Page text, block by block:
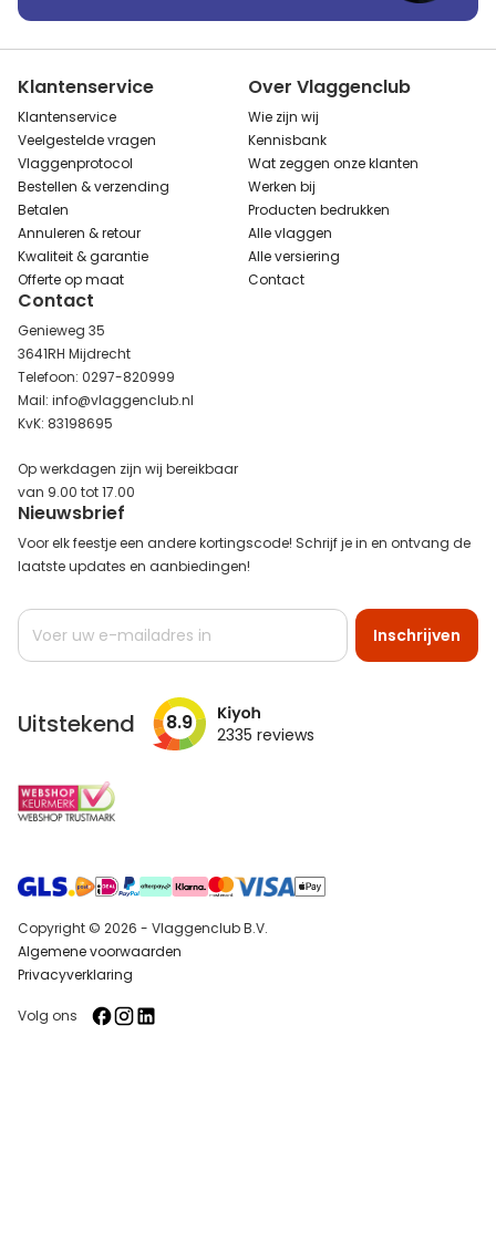
Klantenservice
Klantenservice
Veelgestelde vragen
Vlaggenprotocol
Bestellen & verzending
Betalen
Annuleren & retour
Kwaliteit & garantie
Offerte op maat
Over Vlaggenclub
Wie zijn wij
Kennisbank
Wat zeggen onze klanten
Werken bij
Producten bedrukken
Alle vlaggen
Alle versiering
Contact
Contact
Genieweg 35
3641RH Mijdrecht
Telefoon: 0297-820999
Mail: info@vlaggenclub.nl
KvK: 83198695
Op werkdagen zijn wij bereikbaar
van 9.00 tot 17.00
Nieuwsbrief
Voor elk feestje een andere kortingscode! Schrijf je in en ontvang de
laatste updates en aanbiedingen!
Abonneer
op
Inschrijven
Uitstekend 8.9 2335 reviews
Copyright © 2026 - Vlaggenclub B.V.
Algemene voorwaarden
Privacyverklaring
Volg ons